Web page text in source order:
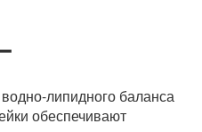
липидного баланса
обеспечивают